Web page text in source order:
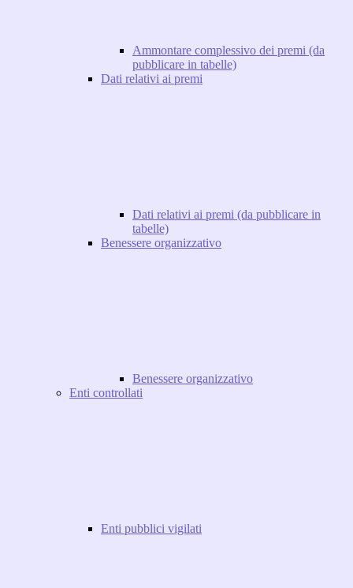
Ammontare complessivo dei premi (da
pubblicare in tabelle)
Dati relativi ai premi
Dati relativi ai premi (da pubblicare in
tabelle)
Benessere organizzativo
Benessere organizzativo
Enti controllati
Enti pubblici vigilati